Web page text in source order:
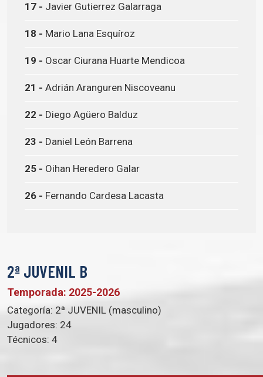
17 - Javier Gutierrez Galarraga
18 - Mario Lana Esquíroz
19 - Oscar Ciurana Huarte Mendicoa
21 - Adrián Aranguren Niscoveanu
22 - Diego Agüero Balduz
23 - Daniel León Barrena
25 - Oihan Heredero Galar
26 - Fernando Cardesa Lacasta
2ª JUVENIL B
Temporada: 2025-2026
Categoría: 2ª JUVENIL (masculino)
Jugadores: 24
Técnicos: 4